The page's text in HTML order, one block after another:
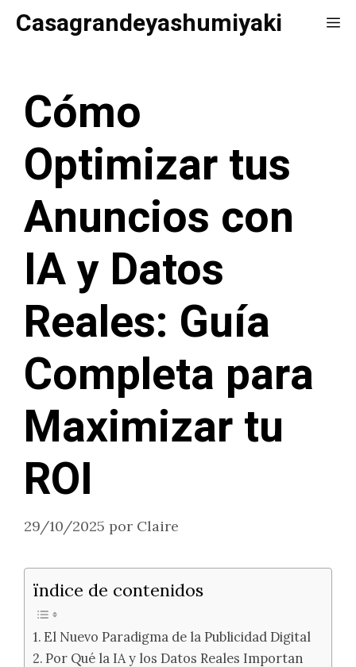
SaltarCasagrandeyashumiyaki
Cómo
Optimizar tus
Anuncios con
IA y Datos
Reales: Guía
Completa para
Maximizar tu
ROI
29/10/2025 por Claire
ïndice de contenidos
El Nuevo Paradigma de la Publicidad Digital
Por Qué la IA y los Datos Reales Importan